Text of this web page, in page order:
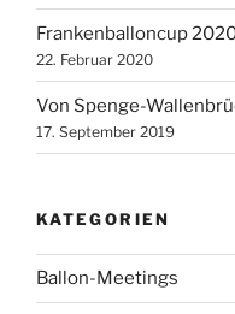
Frankenballoncup
22. Februar 2020
Von Spenge-
17. September 2019
KATEGORIEN
Ballon-Meetings